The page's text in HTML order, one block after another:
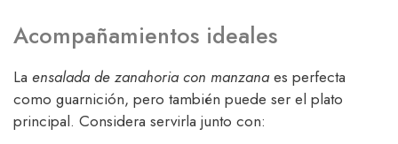
Acompañamientos ideales
La ensalada de zanahoria con manzana es perfecta
como guarnición, pero también puede ser el plato
principal. Considera servirla junto con: